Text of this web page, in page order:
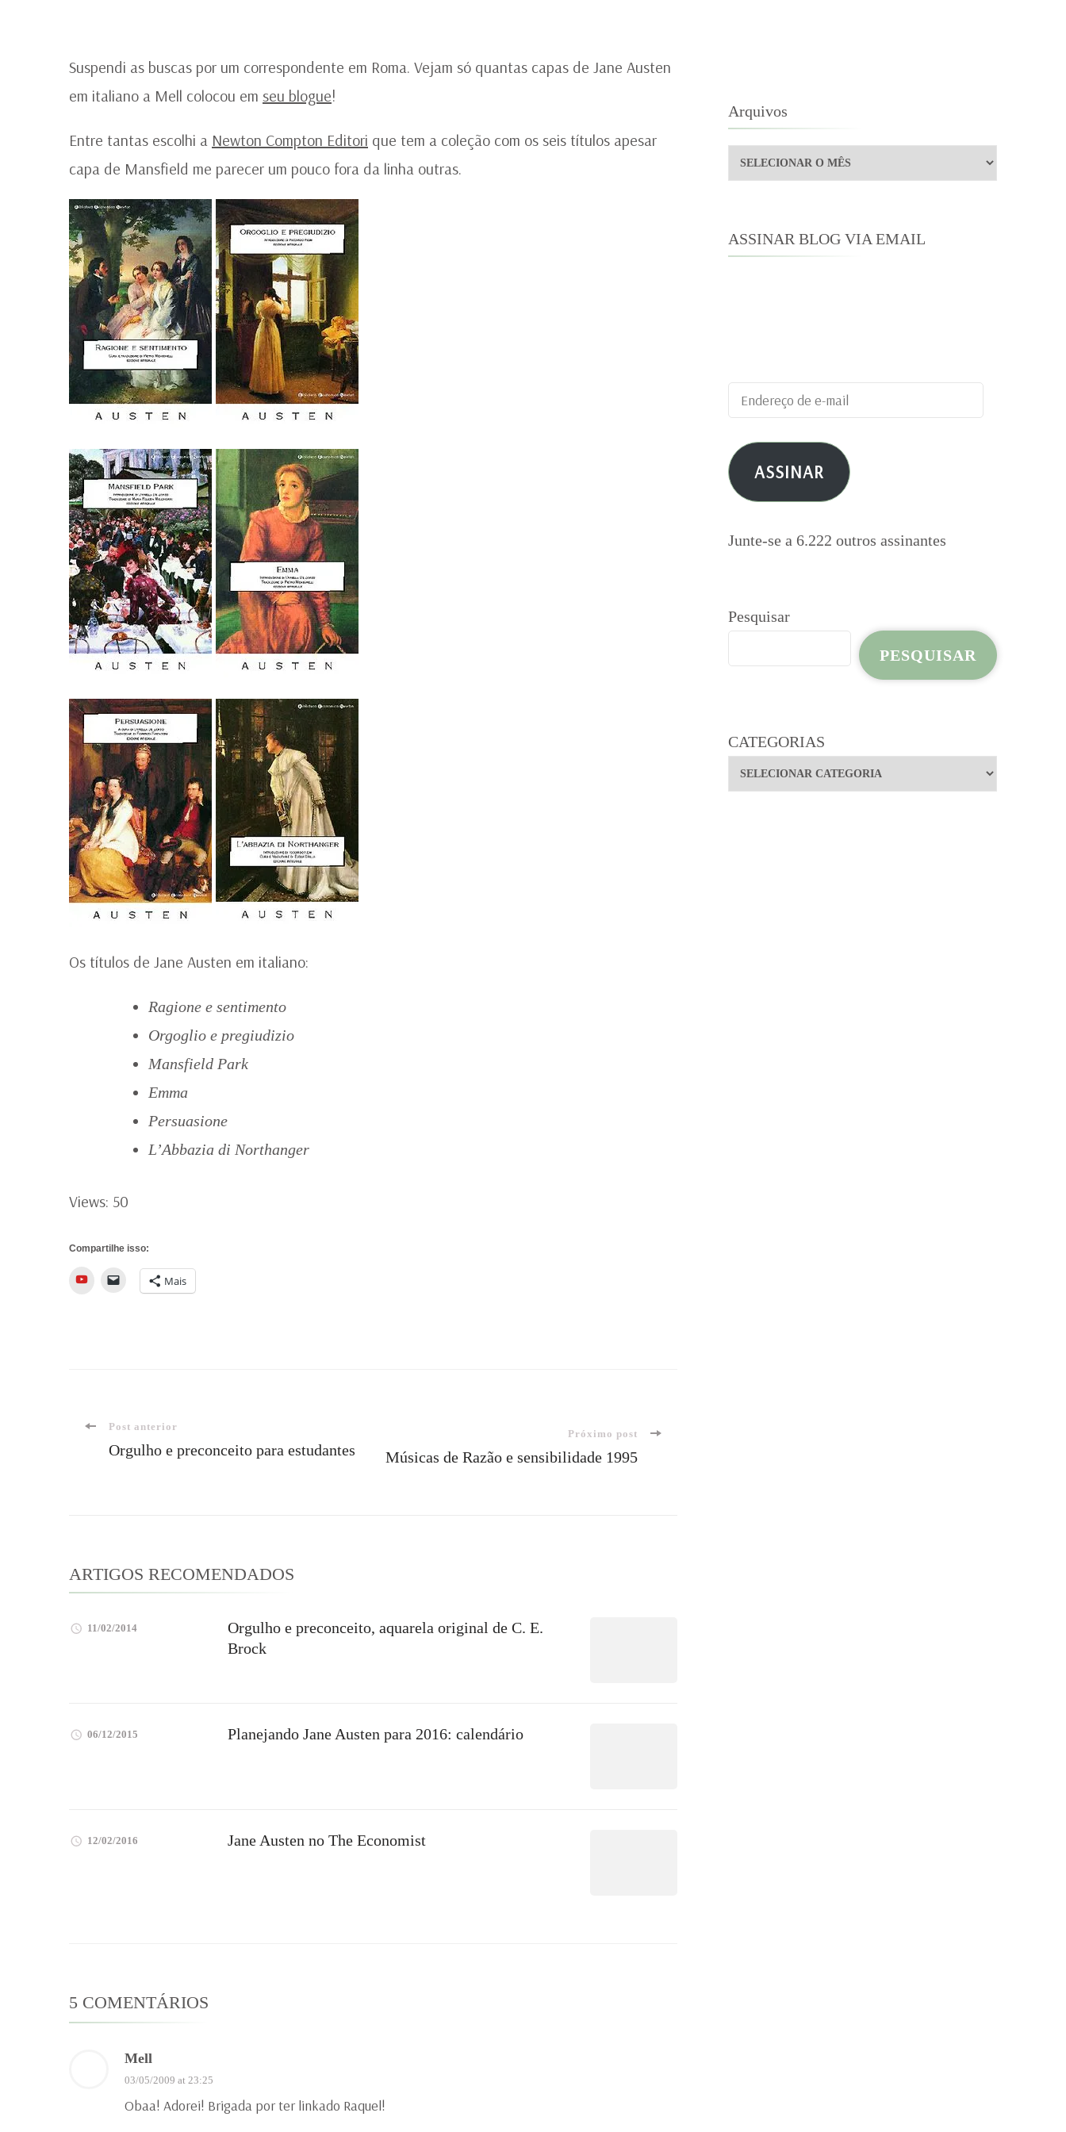
Suspendi as buscas por um correspondente em Roma. Vejam só quantas capas de Jane Austen
em italiano a Mell colocou em seu blogue!
Entre tantas escolhi a Newton Compton Editori que tem a coleção com os seis títulos apesar
capa de Mansfield me parecer um pouco fora da linha outras.
Os títulos de Jane Austen em italiano:
Ragione e sentimento
Orgoglio e pregiudizio
Mansfield Park
Emma
Persuasione
L’Abbazia di Northanger
Views: 50
Compartilhe isso:
YouTube Mais
Navegação
Post anterior
Orgulho e preconceito para estudantes
Próximo post
Músicas de Razão e sensibilidade 1995
ARTIGOS RECOMENDADOS
11/02/2014
Orgulho e preconceito, aquarela original de C. E.
Brock
06/12/2015 Planejando Jane Austen para 2016: calendário
12/02/2016 Jane Austen no The Economist
5 COMENTÁRIOS
Mell
03/05/2009 at 23:25
Obaa! Adorei! Brigada por ter linkado Raquel!
Arquivos
Arquivos
ASSINAR BLOG VIA EMAIL
Endereço
de
e-
mail ASSINAR
Junte-se a 6.222 outros assinantes
Pesquisar
PESQUISAR
CATEGORIAS